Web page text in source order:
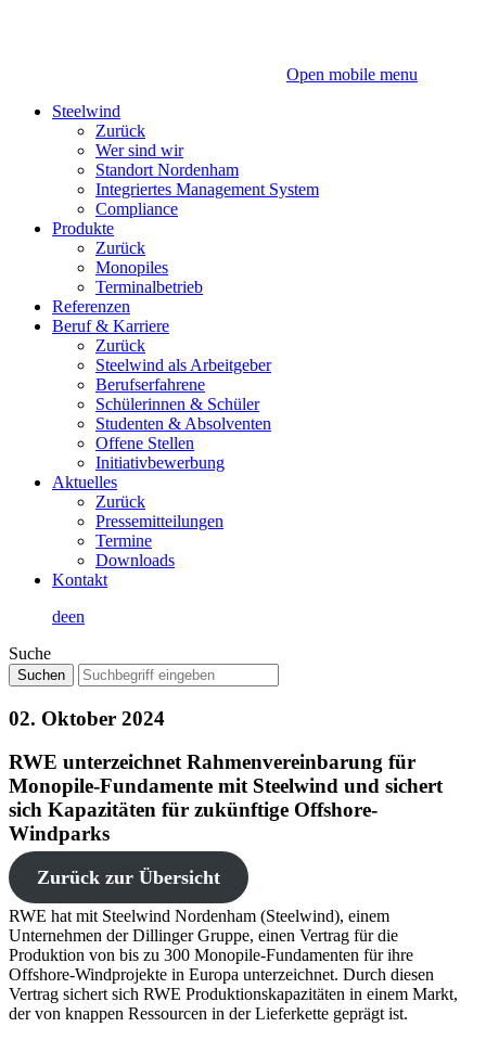
Open mobile menu
Steelwind
Zurück
Wer sind wir
Standort Nordenham
Integriertes Management System
Compliance
Produkte
Zurück
Monopiles
Terminalbetrieb
Referenzen
Beruf & Karriere
Zurück
Steelwind als Arbeitgeber
Berufserfahrene
Schülerinnen & Schüler
Studenten & Absolventen
Offene Stellen
Initiativbewerbung
Aktuelles
Zurück
Pressemitteilungen
Termine
Downloads
Kontakt
deen
Suche
02. Oktober 2024
RWE unterzeichnet Rahmenvereinbarung für
Monopile-Fundamente mit Steelwind und sichert
sich Kapazitäten für zukünftige Offshore-
Windparks
Zurück zur Übersicht
RWE hat mit Steelwind Nordenham (Steelwind), einem
Unternehmen der Dillinger Gruppe, einen Vertrag für die
Produktion von bis zu 300 Monopile-Fundamenten für ihre
Offshore-Windprojekte in Europa unterzeichnet. Durch diesen
Vertrag sichert sich RWE Produktionskapazitäten in einem Markt,
der von knappen Ressourcen in der Lieferkette geprägt ist.